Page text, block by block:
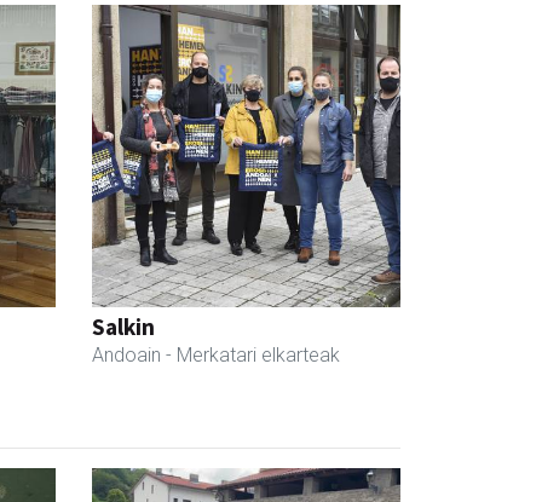
Salkin
Andoain - Merkatari elkarteak